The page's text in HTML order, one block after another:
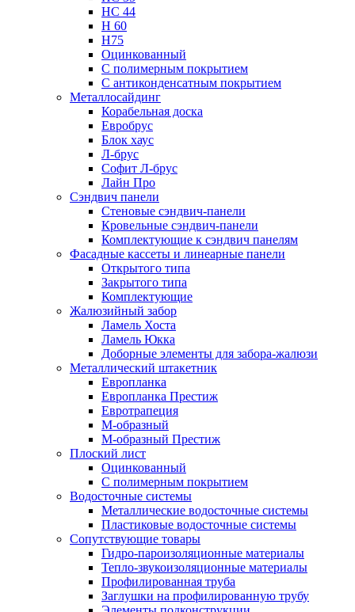
НС 44
Н 60
Н75
Оцинкованный
С полимерным покрытием
С антиконденсатным покрытием
Металлосайдинг
Корабельная доска
Евробрус
Блок хаус
Л-брус
Софит Л-брус
Лайн Про
Сэндвич панели
Стеновые сэндвич-панели
Кровельные сэндвич-панели
Комплектующие к сэндвич панелям
Фасадные кассеты и линеарные панели
Открытого типа
Закрытого типа
Комплектующие
Жалюзийный забор
Ламель Хоста
Ламель Юкка
Доборные элементы для забора-жалюзи
Металлический штакетник
Европланка
Европланка Престиж
Евротрапеция
М-образный
М-образный Престиж
Плоский лист
Оцинкованный
С полимерным покрытием
Водосточные системы
Металлические водосточные системы
Пластиковые водосточные системы
Сопутствующие товары
Гидро-пароизоляционные материалы
Тепло-звукоизоляционные материалы
Профилированная труба
Заглушки на профилированную трубу